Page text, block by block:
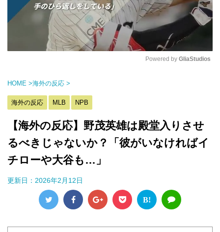
Powered by GliaStudios
HOME >海外の反応 >
海外の反応 MLB NPB
【海外の反応】野茂英雄は殿堂入りさせ
るべきじゃないか？「彼がいなければイ
チローや大谷も…」
更新日： 2026年2月12日
B!